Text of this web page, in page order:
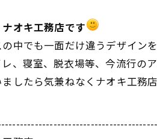
オキ工務店です
中でも一面だけ違うデザイン
レ、寝室、脱衣場等、今流行の
したら気兼ねなくナオキ工務